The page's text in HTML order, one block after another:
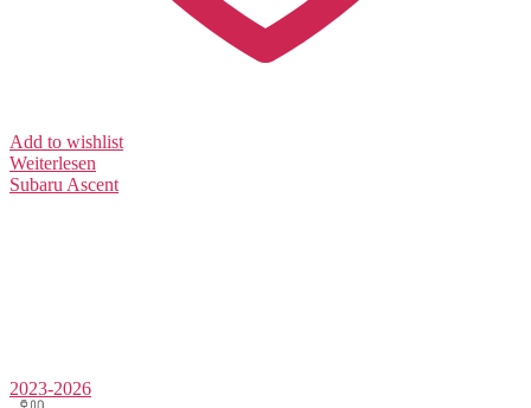
Add to wishlist
Weiterlesen
Subaru Ascent
2023-2026